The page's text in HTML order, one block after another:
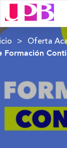
Oferta
Formación